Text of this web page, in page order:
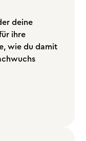
deine
ihre
wie du damit